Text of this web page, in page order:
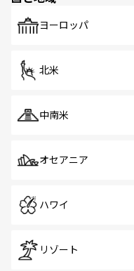
で、ホーカーズ
ヨーロッパ
北米
中南米
オセアニア
ハワイ
リゾート